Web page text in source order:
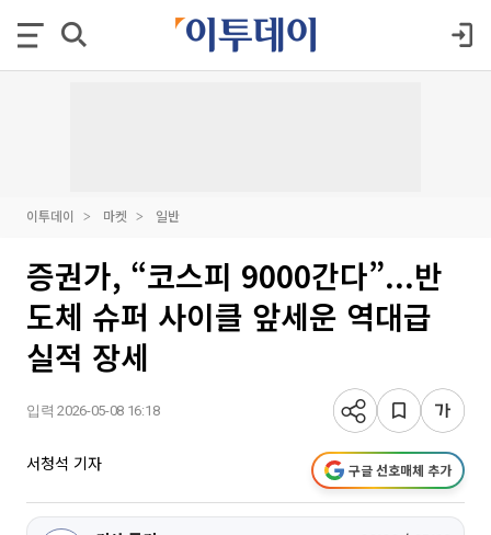
이투데이 마켓 일반
증권가, “코스피 9000간다”...반
도체 슈퍼 사이클 앞세운 역대급
실적 장세
입력 2026-05-08 16:18
서청석 기자 구글 선호매체 추가